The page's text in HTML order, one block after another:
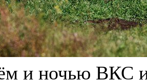
и ночью ВКС